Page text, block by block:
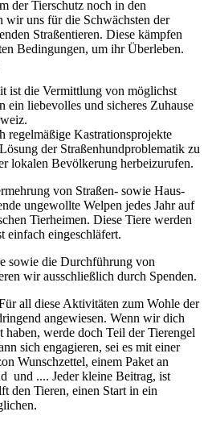
der Tierschutz noch in den
wir uns für die Schwächsten der
Straßentieren. Diese kämpfen
Bedingungen, um ihr Überleben.
ist die Vermittlung von möglichst
ein liebevolles und sicheres Zuhause
regelmäßige Kastrationsprojekte
der Straßenhundproblematik zu
lokalen Bevölkerung herbeizurufen.
von Straßen- sowie Haus-
ungewollte Welpen jedes Jahr auf
Tierheimen. Diese Tiere werden
einfach eingeschläfert.
sowie die Durchführung von
wir ausschließlich durch Spenden.
all diese Aktivitäten zum Wohle der
angewiesen. Wenn wir dich
haben, werde doch Teil der Tierengel
sich engagieren, sei es mit einer
Wunschzettel, einem Paket an
und .... Jeder kleine Beitrag, ist
den Tieren, einen Start in ein